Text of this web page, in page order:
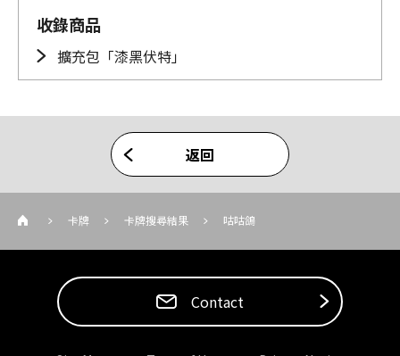
收錄商品
擴充包「漆黑伏特」
返回
卡牌 卡牌搜尋結果 咕咕鴿
Contact